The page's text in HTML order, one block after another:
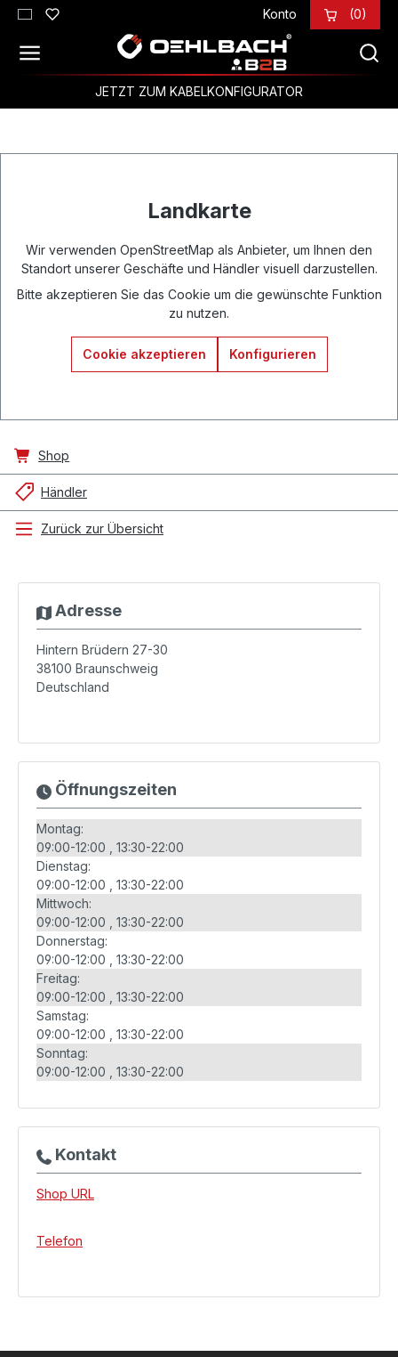
Zum Hauptinhalt springen Konto (0)
JETZT ZUM KABELKONFIGURATOR
Landkarte
Wir verwenden OpenStreetMap als Anbieter, um Ihnen den
Standort unserer Geschäfte und Händler visuell darzustellen.
Bitte akzeptieren Sie das Cookie um die gewünschte Funktion
zu nutzen.
Cookie akzeptieren Konfigurieren
Shop
Händler
Zurück zur Übersicht
Adresse
Hintern Brüdern 27-30
38100 Braunschweig
Deutschland
Öffnungszeiten
Montag:
09:00-12:00
13:30-22:00
Dienstag:
09:00-12:00
13:30-22:00
Mittwoch:
09:00-12:00
13:30-22:00
Donnerstag:
09:00-12:00
13:30-22:00
Freitag:
09:00-12:00
13:30-22:00
Samstag:
09:00-12:00
13:30-22:00
Sonntag:
09:00-12:00
13:30-22:00
Kontakt
Shop URL
Telefon